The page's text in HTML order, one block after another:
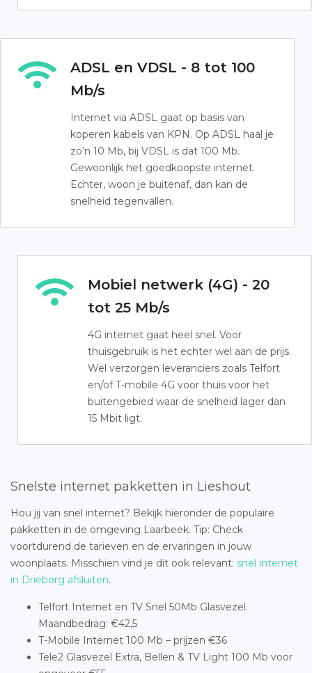
ADSL en VDSL - 8 tot 100
Mb/s
Internet via ADSL gaat op basis van
koperen kabels van KPN. Op ADSL haal je
zo’n 10 Mb, bij VDSL is dat 100 Mb.
Gewoonlijk het goedkoopste internet.
Echter, woon je buitenaf, dan kan de
snelheid tegenvallen.
Mobiel netwerk (4G) - 20
tot 25 Mb/s
4G internet gaat heel snel. Voor
thuisgebruik is het echter wel aan de prijs.
Wel verzorgen leveranciers zoals Telfort
en/of T-mobile 4G voor thuis voor het
buitengebied waar de snelheid lager dan
15 Mbit ligt.
Snelste internet pakketten in Lieshout
Hou jij van snel internet? Bekijk hieronder de populaire
pakketten in de omgeving Laarbeek. Tip: Check
voortdurend de tarieven en de ervaringen in jouw
woonplaats. Misschien vind je dit ook relevant: snel internet
in Drieborg afsluiten.
Telfort Internet en TV Snel 50Mb Glasvezel.
Maandbedrag: €42,5
T-Mobile Internet 100 Mb – prijzen €36
Tele2 Glasvezel Extra, Bellen & TV Light 100 Mb voor